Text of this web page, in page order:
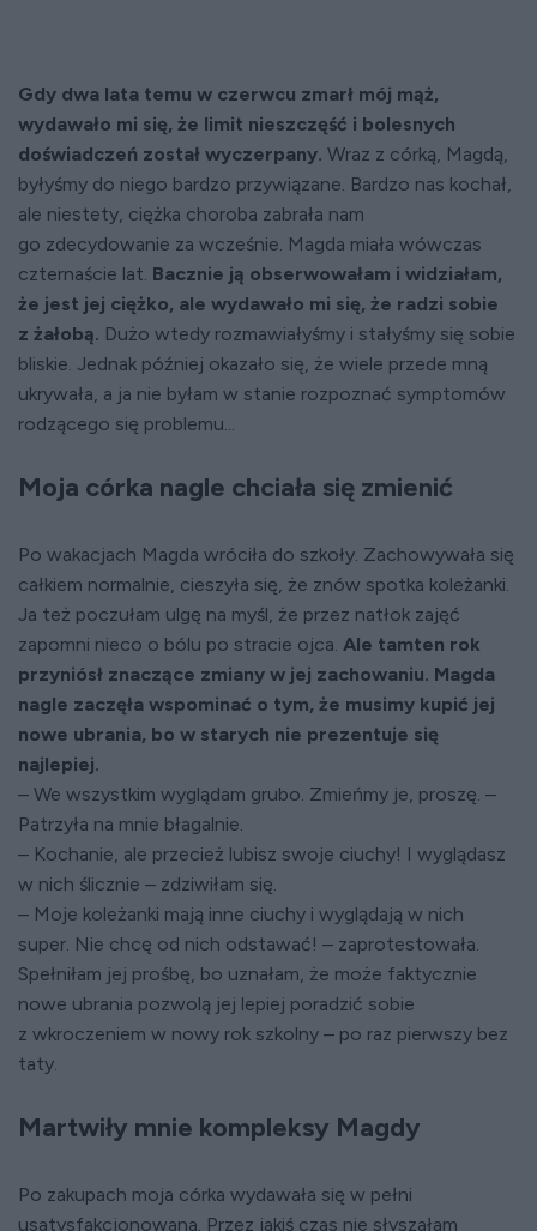
Gdy dwa lata temu w czerwcu zmarł mój mąż,
wydawało mi się, że limit nieszczęść i bolesnych
doświadczeń został wyczerpany. Wraz z córką, Magdą,
byłyśmy do niego bardzo przywiązane. Bardzo nas kochał,
ale niestety, ciężka choroba zabrała nam
go zdecydowanie za wcześnie. Magda miała wówczas
czternaście lat. Bacznie ją obserwowałam i widziałam,
że jest jej ciężko, ale wydawało mi się, że radzi sobie
z żałobą. Dużo wtedy rozmawiałyśmy i stałyśmy się sobie
bliskie. Jednak później okazało się, że wiele przede mną
ukrywała, a ja nie byłam w stanie rozpoznać symptomów
rodzącego się problemu...
Moja córka nagle chciała się zmienić
Po wakacjach Magda wróciła do szkoły. Zachowywała się
całkiem normalnie, cieszyła się, że znów spotka koleżanki.
Ja też poczułam ulgę na myśl, że przez natłok zajęć
zapomni nieco o bólu po stracie ojca. Ale tamten rok
przyniósł znaczące zmiany w jej zachowaniu. Magda
nagle zaczęła wspominać o tym, że musimy kupić jej
nowe ubrania, bo w starych nie prezentuje się
najlepiej.
– We wszystkim wyglądam grubo. Zmieńmy je, proszę. –
Patrzyła na mnie błagalnie.
– Kochanie, ale przecież lubisz swoje ciuchy! I wyglądasz
w nich ślicznie – zdziwiłam się.
– Moje koleżanki mają inne ciuchy i wyglądają w nich
super. Nie chcę od nich odstawać! – zaprotestowała.
Spełniłam jej prośbę, bo uznałam, że może faktycznie
nowe ubrania pozwolą jej lepiej poradzić sobie
z wkroczeniem w nowy rok szkolny – po raz pierwszy bez
taty.
Martwiły mnie kompleksy Magdy
Po zakupach moja córka wydawała się w pełni
usatysfakcjonowana. Przez jakiś czas nie słyszałam